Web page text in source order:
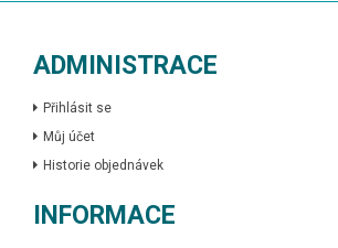
ADMINISTRACE
Přihlásit se
Můj účet
Historie objednávek
INFORMACE